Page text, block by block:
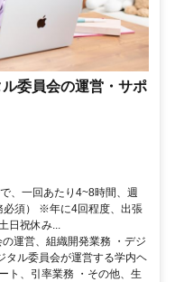
委員会の運営・サポ
、一回あたり4~8時間、週
必須） ※年に4回程度、出張
日祝休み...
運営、組織開発業務 ・デジ
タル委員会が運営する学内ヘ
ト、引率業務 ・その他、生